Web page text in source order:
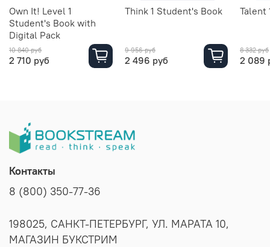
Own It! Level 1
Student's Book with
Digital Pack
10 840 руб
2 710 руб
Think 1 Student's Book
9 956 руб
2 496 руб
Talent
8 332 руб
2 089
Контакты
8 (800) 350-77-36
198025, САНКТ-ПЕТЕРБУРГ, УЛ. МАРАТА 10,
МАГАЗИН БУКСТРИМ